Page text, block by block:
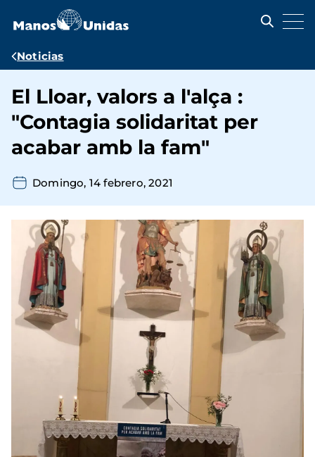
contenido
Ruta
navegación
Noticias
El Lloar, valors a l'alça :
"Contagia solidaritat per
acabar amb la fam"
Domingo, 14 febrero, 2021